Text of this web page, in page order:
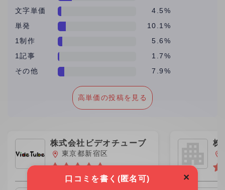
文字単価
4.5%
単発
10.1%
1制作
5.6%
1記事
1.7%
その他
7.9%
高単価の投稿を見る
株式会社ビデオチューブ
東京都新宿区
株
ｈ
×
口コミを書く(匿名可)